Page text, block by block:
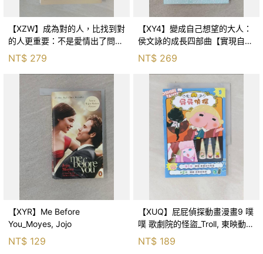
【XZW】成為對的人，比找到對
的人更重要：不是愛情出了問
題，而是認知需要升級！_Mr. P
NT$ 279
【XY4】變成自己想望的大人：
侯文詠的成長四部曲【實現自
己】_侯文詠
NT$ 269
【XYR】Me Before
You_Moyes, Jojo
NT$ 129
【XUQ】屁屁偵探動畫漫畫9 噗
噗 歌劇院的怪盜_Troll, 東映動畫
株式會社, 張東君
NT$ 189